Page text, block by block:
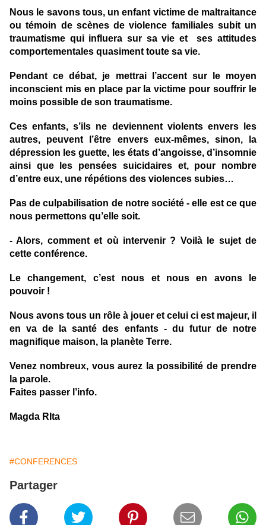
Nous le savons tous, un enfant victime de maltraitance
ou témoin de scènes de violence familiales subit un
traumatisme qui influera sur sa vie et ses attitudes
comportementales quasiment toute sa vie.
Pendant ce débat, je mettrai l’accent sur le moyen
inconscient mis en place par la victime pour souffrir le
moins possible de son traumatisme.
Ces enfants, s’ils ne deviennent violents envers les
autres, peuvent l’être envers eux-mêmes, sinon, la
dépression les guette, les états d’angoisse, d’insomnie
ainsi que les pensées suicidaires et, pour nombre
d’entre eux, une répétions des violences subies…
Pas de culpabilisation de notre société - elle est ce que
nous permettons qu’elle soit.
- Alors, comment et où intervenir ? Voilà le sujet de
cette conférence.
Le changement, c’est nous et nous en avons le
pouvoir !
Nous avons tous un rôle à jouer et celui ci est majeur, il
en va de la santé des enfants - du futur de notre
magnifique maison, la planète Terre.
Venez nombreux, vous aurez la possibilité de prendre
la parole.
Faites passer l’info.
Magda RIta
#CONFERENCES
Partager